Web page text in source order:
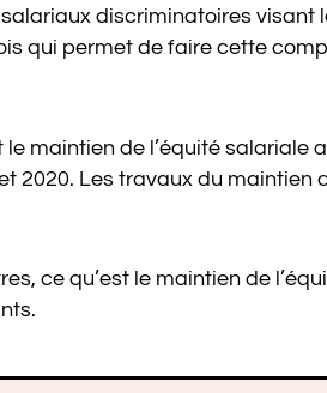
discriminatoires visant
qui permet de faire cette
le maintien de l’équité salariale
2020. Les travaux du
ce qu’est le maintien de